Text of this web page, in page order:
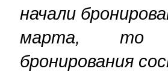
начали
марта, то
бронирования